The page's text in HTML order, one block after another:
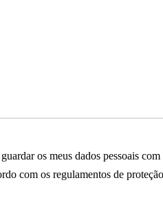
os meus dados pessoais
com os regulamentos de